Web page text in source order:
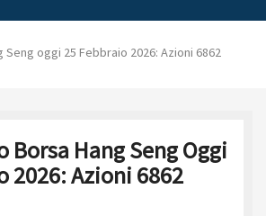
oggi 25 Febbraio 2026: Azioni 6862
Borsa Hang Seng Oggi
2026: Azioni 6862